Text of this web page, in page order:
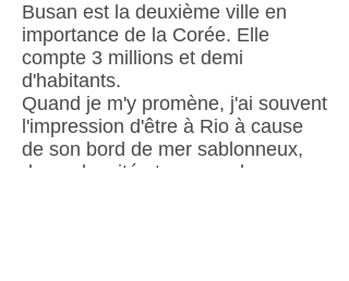
Busan est la deuxième ville en
importance de la Corée. Elle
compte 3 millions et demi
d'habitants.
Quand je m'y promène, j'ai souvent
l'impression d'être à Rio à cause
de son bord de mer sablonneux,
de sa densité et ses nombreux